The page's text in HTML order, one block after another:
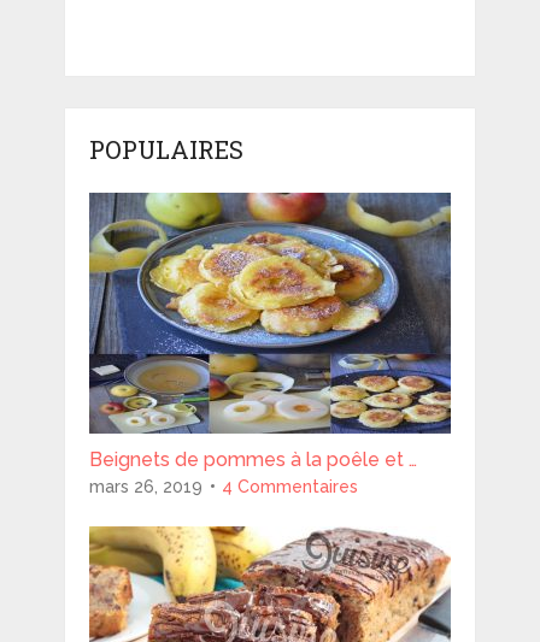
POPULAIRES
Beignets de pommes à la poêle et …
mars 26, 2019 4 Commentaires